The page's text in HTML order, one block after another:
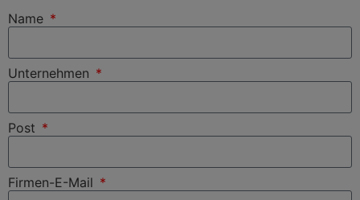
Name
Unternehmen
Post
Firmen-E-Mail